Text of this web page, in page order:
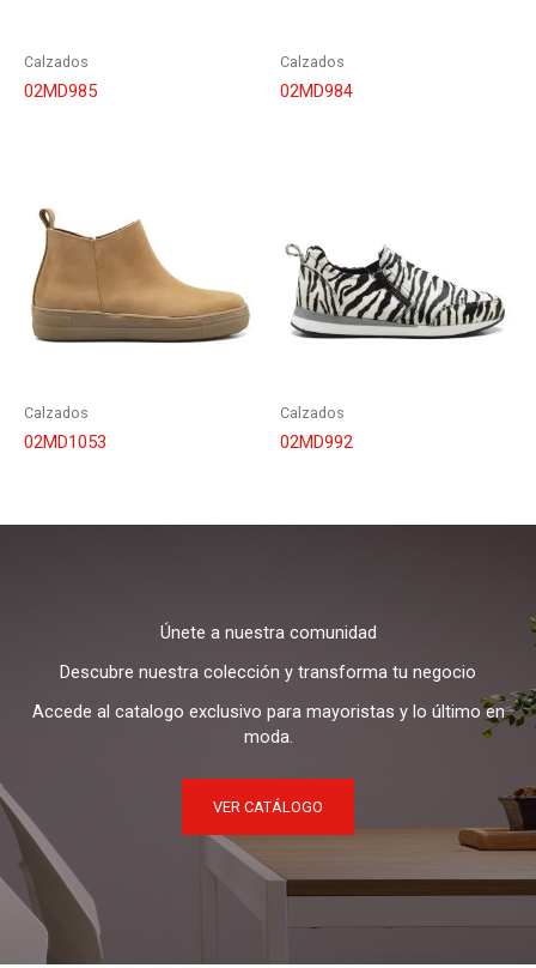
Calzados
02MD985
Calzados
02MD984
Calzados
02MD1053
Calzados
02MD992
Únete a nuestra comunidad
Descubre nuestra colección y transforma tu negocio
Accede al catalogo exclusivo para mayoristas y lo último en
moda.
VER CATÁLOGO